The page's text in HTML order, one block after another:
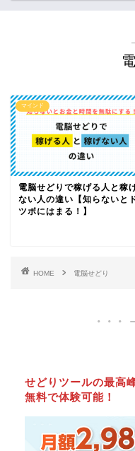
マインド
電脳せどりで稼げる人と稼
ない人の違い【知らないと
ツボにはまる！】
HOME 電脳せどり
せどりツールの最高
無料で体験可能！